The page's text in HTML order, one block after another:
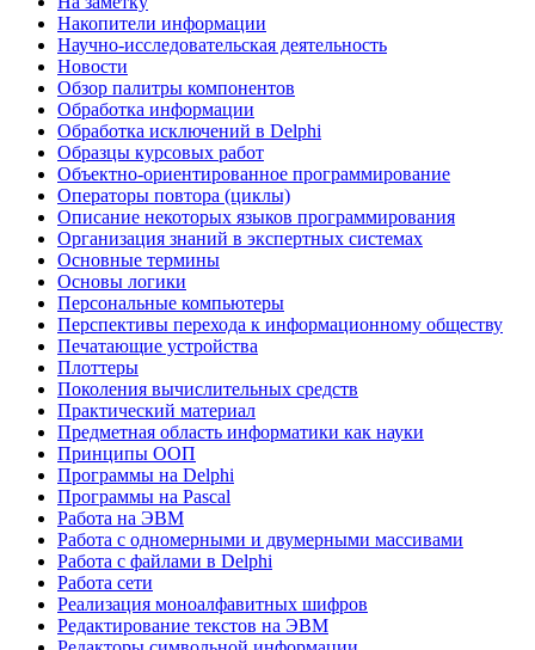
Накопители информации
Научно-исследовательская деятельность
Новости
Обзор палитры компонентов
Обработка информации
Обработка исключений в Delphi
Образцы курсовых работ
Объектно-ориентированное программирование
Операторы повтора (циклы)
Описание некоторых языков программирования
Организация знаний в экспертных системах
Основные термины
Основы логики
Персональные компьютеры
Перспективы перехода к информационному обществу
Печатающие устройства
Плоттеры
Поколения вычислительных средств
Практический материал
Предметная область информатики как науки
Принципы ООП
Программы на Delphi
Программы на Pascal
Работа на ЭВМ
Работа с одномерными и двумерными массивами
Работа с файлами в Delphi
Работа сети
Реализация моноалфавитных шифров
Редактирование текстов на ЭВМ